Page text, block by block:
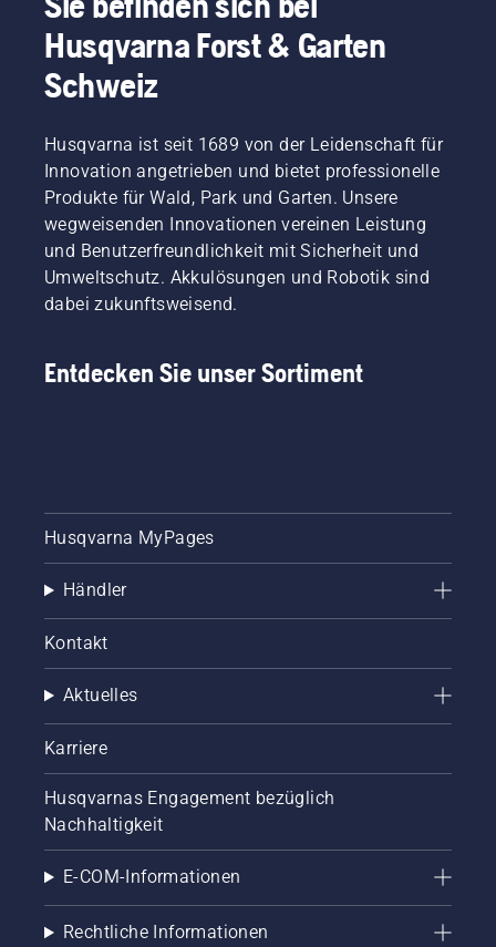
haben
wir mit
der
dieser
Branche
gesprochen.
Rasen
oder?
was,
trockene,
braune
Flecken
und
Unkraut
das
Erlebnis
ruinieren?
Kein
zur
Sorge.
Schritt-
Anleitung
für die
Husqvarna Forst & Garten
Schweiz
Husqvarna ist seit 1689 von der Leidenschaft für
Innovation angetrieben und bietet professionelle
Produkte für Wald, Park und Garten. Unsere
wegweisenden Innovationen vereinen Leistung
und Benutzerfreundlichkeit mit Sicherheit und
Umweltschutz. Akkulösungen und Robotik sind
dabei zukunftsweisend.
Entdecken Sie unser Sortiment
Husqvarna MyPages
Händler
Kontakt
Aktuelles
Karriere
Husqvarnas Engagement bezüglich
Nachhaltigkeit
E-COM-Informationen
Rechtliche Informationen